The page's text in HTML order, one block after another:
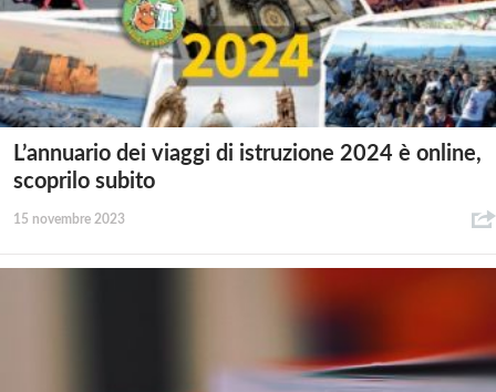
L’annuario dei viaggi di istruzione 2024 è online,
scoprilo subito
15 novembre 2023